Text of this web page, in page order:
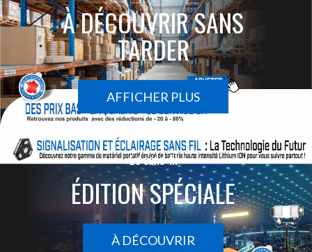
À DÉCOUVRIR SANS
TARDER
AFFICHER PLUS
Le sans-fil
ÉDITION SPÉCIALE
À DÉCOUVRIR